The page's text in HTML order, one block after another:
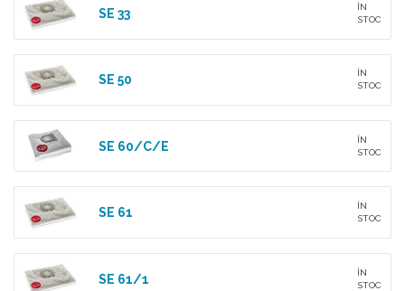
SE 33
ÎN
STOC
SE 50
ÎN
STOC
SE 60/C/E
ÎN
STOC
SE 61
ÎN
STOC
SE 61/1
ÎN
STOC